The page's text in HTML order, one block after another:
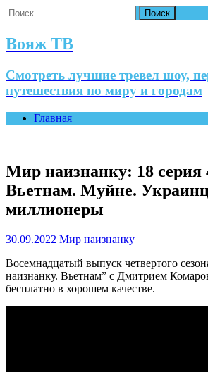
Найти:
Вояж ТВ
Смотреть лучшие тревел шоу,
путешествия по миру и городам
Главная
Мир наизнанку: 18 серия
Вьетнам. Муйне.
миллионеры
30.09.2022 Мир наизнанку
Восемнадцатый выпуск четвертого
наизнанку. Вьетнам” с Дмитрием
бесплатно в хорошем качестве.